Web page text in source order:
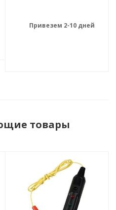
Привезем 2-10 дней
товары